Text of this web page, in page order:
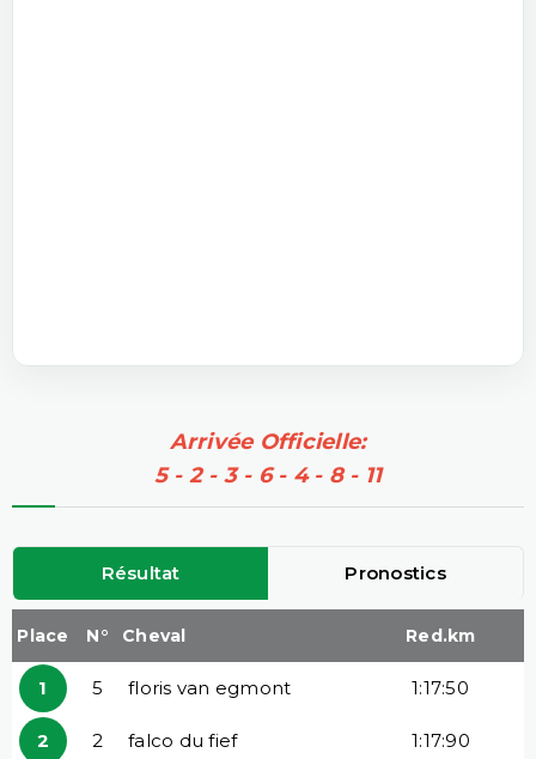
Arrivée Officielle:
5 - 2 - 3 - 6 - 4 - 8 - 11
Résultat Pronostics
Place N° Cheval Red.km
1 5 floris van egmont 1:17:50
2 2 falco du fief 1:17:90